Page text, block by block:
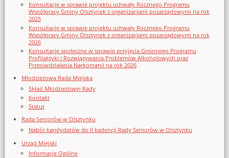
Konsultacje w sprawie projektu uchwały Rocznego Programu
Współpracy Gminy Olsztynek z organizacjami pozarządowymi na rok
2025
Konsultacje w sprawie projektu uchwały Rocznego Programu
Współpracy Gminy Olsztynek z organizacjami pozarządowymi na rok
2026
Konsultacje społeczne w sprawie przyjęcia Gminnego Programu
Profilaktyki i Rozwiązywania Problemów Alkoholowych oraz
Przeciwdziałania Narkomanii na rok 2026
Młodzieżowa Rada Miejska
Skład Młodzieżowej Rady
Kontakt
Statut
Rada Seniorów w Olsztynku
Nabór kandydatów do II kadencji Rady Seniorów w Olsztynku
Urząd Miejski
Informacje Ogólne